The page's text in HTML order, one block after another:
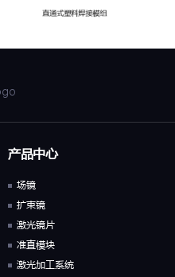
产品中心
场镜
扩束镜
激光镜片
准直模块
激光加工系统